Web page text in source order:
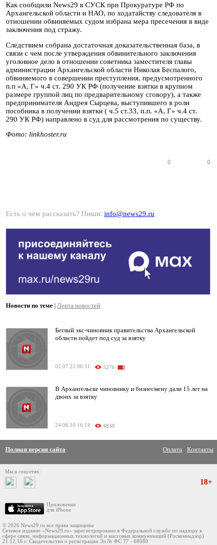
Как сообщили News29 в СУСК при Прокуратуре РФ по
Архангельской области и НАО, по ходатайству следователя в
отношении обвиняемых судом избрана мера пресечения в виде
заключения под стражу.
Следствием собрана достаточная доказательственная база, в
связи с чем после утверждения обвинительного заключения
уголовное дело в отношении советника заместителя главы
администрации Архангельской области Николая Беспалого,
обвиняемого в совершении преступления, предусмотренного
п.п «А, Г» ч.4 ст. 290 УК РФ (получение взятки в крупном
размере группой лиц по предварительному сговору), а также
предпринимателя Андрея Сырцева, выступившего в роли
пособника в получении взятки ( ч.5 ст.33, п.п. «А, Г» ч.4 ст.
290 УК РФ) направлено в суд для рассмотрения по существу.
Фото: linkhoster.ru
0 0
Есть о чём рассказать? Пиши: info@news29.ru
Новости по теме | Лента новостей
Беглый экс-чиновник правительства Архангельской
области пойдет под суд за взятку
02.07.21 00:31 5276
В Архангельске чиновнику и бизнесмену дали 15 лет на
двоих за взятку
24.06.10 16:14 4838
Полная версия сайта Оплата Контакты
Мы в соцсетях:
Приложение
для iPhone
18+
© 2026 News29.ru все права защищены
Сетевое издание «News29.ru» зарегистрировано в Федеральной службе по надзору в
сфере связи, информационных технологий и массовых коммуникаций (Роскомнадзор)
21.12.16 г. Свидетельство о регистрации Эл № ФС 77 - 68080